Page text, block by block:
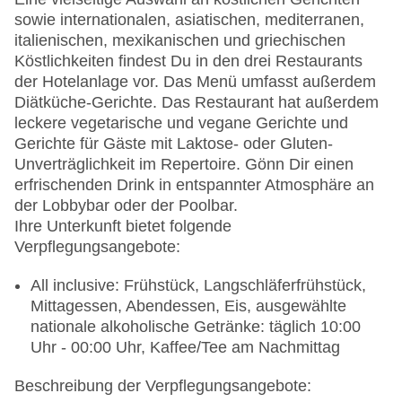
& Reservierung nicht notwendig, Stellplätze,
überdacht: Anfrage & Reservierung nicht
notwendig, nicht überdacht: Anfrage &
Reservierung nicht notwendig
Größe des Hotels/Anlage: 24000 qm
Gebäudeanzahl: 18, Etagen: 2, Zimmer: 205
Landeskategorie: 5 Sterne
sowie internationalen, asiatischen, mediterranen,
italienischen, mexikanischen und griechischen
Köstlichkeiten findest Du in den drei Restaurants
der Hotelanlage vor. Das Menü umfasst außerdem
Diätküche-Gerichte. Das Restaurant hat außerdem
leckere vegetarische und vegane Gerichte und
Gerichte für Gäste mit Laktose- oder Gluten-
Unverträglichkeit im Repertoire. Gönn Dir einen
erfrischenden Drink in entspannter Atmosphäre an
der Lobbybar oder der Poolbar.
Ihre Unterkunft bietet folgende
Verpflegungsangebote:
All inclusive: Frühstück, Langschläferfrühstück,
Mittagessen, Abendessen, Eis, ausgewählte
nationale alkoholische Getränke: täglich 10:00
Uhr - 00:00 Uhr, Kaffee/Tee am Nachmittag
Beschreibung der Verpflegungsangebote: